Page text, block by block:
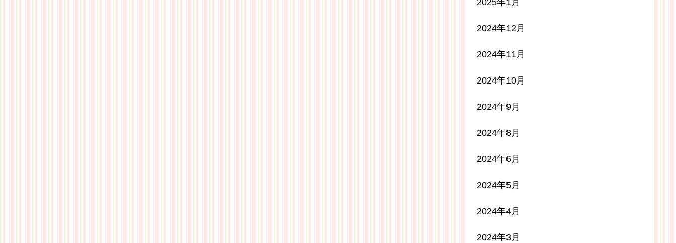
2025年1月
2024年12月
2024年11月
2024年10月
2024年9月
2024年8月
2024年6月
2024年5月
2024年4月
2024年3月